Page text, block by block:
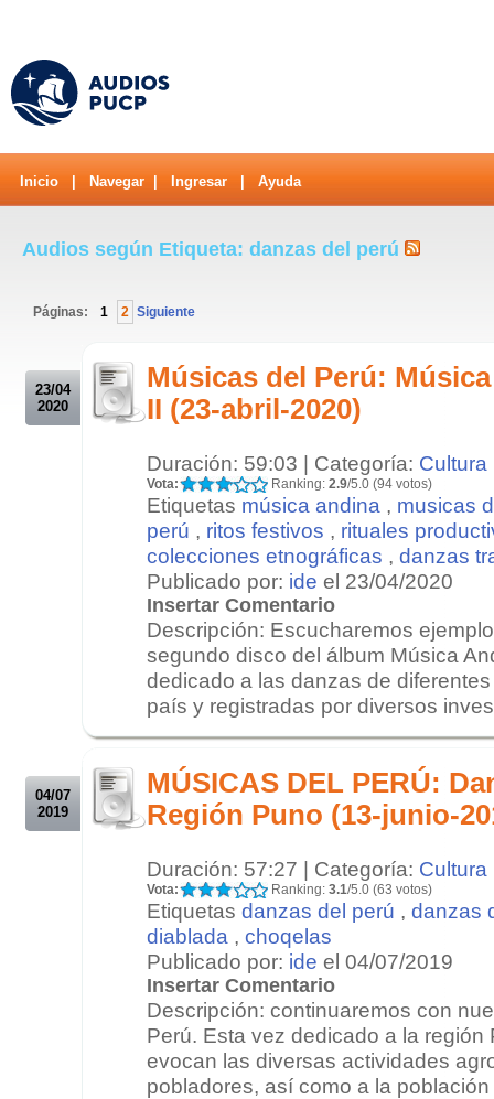
Inicio Navegar Ingresar Ayuda
Audios según Etiqueta: danzas del perú
Páginas: 1 2 Siguiente
23/04
2020
Músicas del Perú:
II (23-abril-2020)
Duración: 59:03 | Categoría: Cultura
Vota: Ranking: 2.9/5.0 (94 votos)
Etiquetas música andina , musicas
perú , ritos festivos , rituales
colecciones etnográficas , danzas
Publicado por: ide el 23/04/2020
Insertar Comentario
Descripción: Escucharemos
segundo disco del álbum Música
dedicado a las danzas de
país y registradas por diversos
04/07
2019
MÚSICAS DEL PERÚ:
Región Puno (13-junio-
Duración: 57:27 | Categoría: Cultura
Vota: Ranking: 3.1/5.0 (63 votos)
Etiquetas danzas del perú , danzas
diablada , choqelas
Publicado por: ide el 04/07/2019
Insertar Comentario
Descripción: continuaremos con
Perú. Esta vez dedicado a la
evocan las diversas actividades
pobladores, así como a la